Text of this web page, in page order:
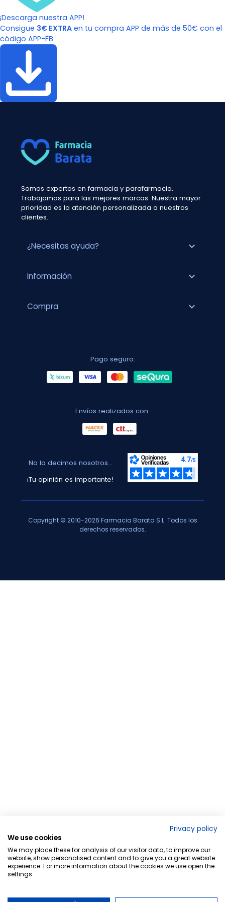
¡Descarga nuestra APP!
Consigue 3€ EXTRA en tu compra APP de más de 50€ con el
código APP-FB
Somos expertos en farmacia y parafarmacia.
Trabajamos para las mejores marcas. Nuestra mayor
prioridad es la atención personalizada a nuestros
clientes.
¿Necesitas ayuda? expand_more
Información expand_more
Compra expand_more
Pago seguro:
Envíos realizados con:
No lo decimos nosotros...
¡Tu opinión es importante!
Copyright © 2010-2026 Farmacia Barata S.L. Todos los
derechos reservados.
Privacy policy
We use cookies
We may place these for analysis of our visitor data, to improve our
website, show personalised content and to give you a great website
experience. For more information about the cookies we use open the
settings.